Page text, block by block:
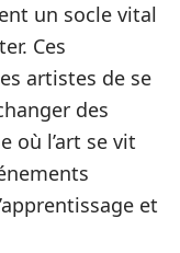
un socle vital
Ces
artistes de se
des
où l’art se vit
et